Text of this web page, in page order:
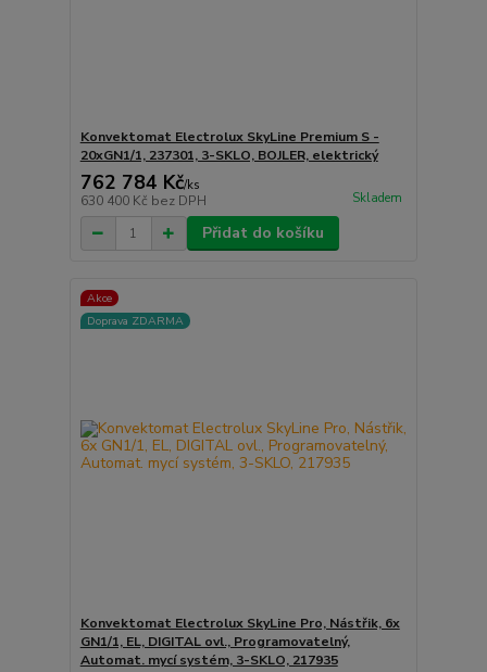
Konvektomat Electrolux SkyLine Premium S -
20xGN1/1, 237301, 3-SKLO, BOJLER, elektrický
762 784 Kč/ks
630 400 Kč bez DPH Skladem
Přidat do košíku
Akce
Doprava ZDARMA
Konvektomat Electrolux SkyLine Pro, Nástřik, 6x
GN1/1, EL, DIGITAL ovl., Programovatelný,
Automat. mycí systém, 3-SKLO, 217935